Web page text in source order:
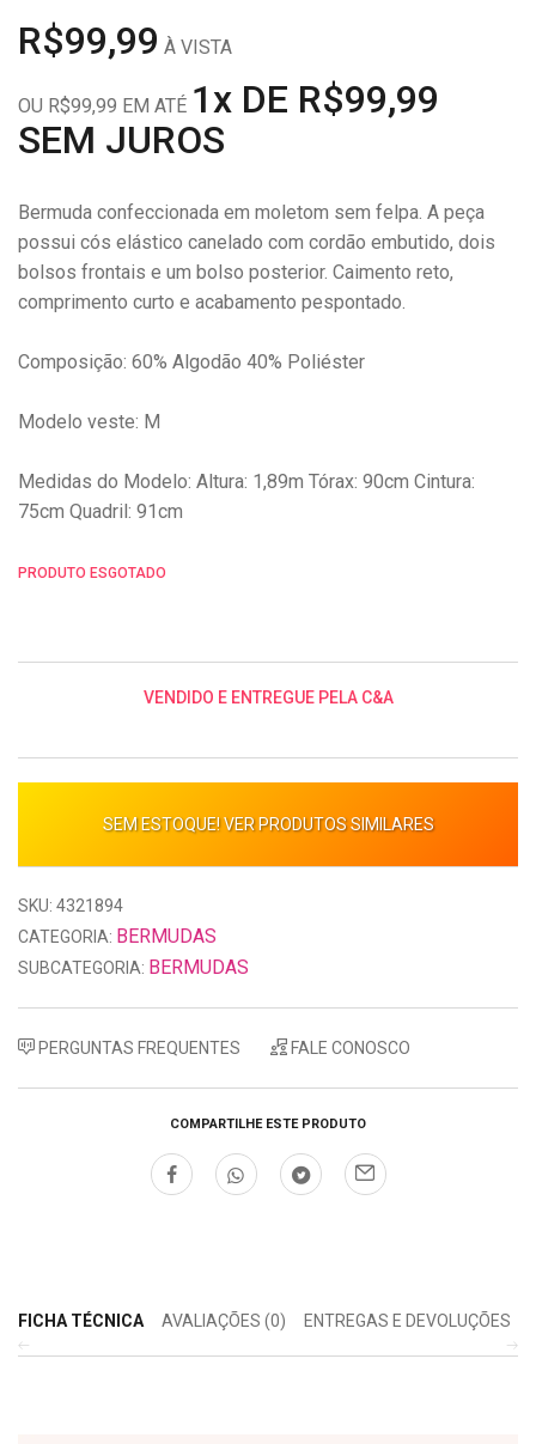
R$99,99 À VISTA
OU R$99,99 EM ATÉ 1x DE R$99,99
SEM JUROS
Bermuda confeccionada em moletom sem felpa. A peça
possui cós elástico canelado com cordão embutido, dois
bolsos frontais e um bolso posterior. Caimento reto,
comprimento curto e acabamento pespontado.
Composição: 60% Algodão 40% Poliéster
Modelo veste: M
Medidas do Modelo: Altura: 1,89m Tórax: 90cm Cintura:
75cm Quadril: 91cm
PRODUTO ESGOTADO
VENDIDO E ENTREGUE PELA C&A
SEM ESTOQUE! VER PRODUTOS SIMILARES
SKU: 4321894
CATEGORIA: BERMUDAS
SUBCATEGORIA: BERMUDAS
PERGUNTAS FREQUENTES FALE CONOSCO
COMPARTILHE ESTE PRODUTO
FICHA TÉCNICA AVALIAÇÕES (0) ENTREGAS E DEVOLUÇÕES